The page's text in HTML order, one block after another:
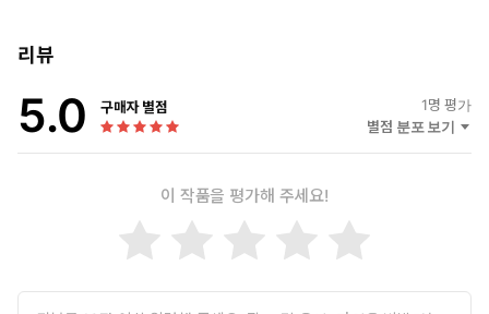
인 내면의 변화를 받아들일 준비가 된 이들에게 지침이 되고 촉
아직 완전한 삶을 실천할 수 있을 만큼 준비되지 않은 이들이라도
이 책을 읽고 나서는 뭔가 깊이 있게 생각해볼 만한 것을 찾을 수 있
고 있을 깨달음의 씨앗과 만나게 되는 어느 날, 갑자기 싹이 터서 자
국에 서만 500만 부 이상 판매되며 정신적 스승으로서 그의 영향력
그는 지금도 꾸준히 저서와 강연을 통해 모든 문제와 불행의 원인인
‘자기 자신’이라는 감옥에서 벗어나 ‘지금 이 순간의 자유와 기쁨’을
만나라는 단순하면서도 심오한 메시지를 전하고 있다.
이화여자대학교 수학과를 졸업하고 서강대학 철학대학원을 수료했
다. 현재 전문번역가로 활동하고 있다. 옮긴 책으로 『창의성의 즐거
리뷰
5.0 구매자 별점 1명 평가
별점 분포 보기
이 작품을 평가해 주세요!